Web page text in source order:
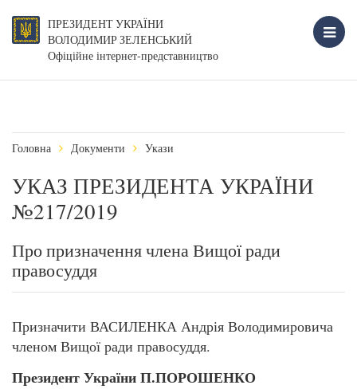
ПРЕЗИДЕНТ УКРАЇНИ
ВОЛОДИМИР ЗЕЛЕНСЬКИЙ
Офіційне інтернет-представництво
Головна Документи Укази
УКАЗ ПРЕЗИДЕНТА УКРАЇНИ
№217/2019
Про призначення члена Вищої ради
правосуддя
Призначити ВАСИЛЕНКА Андрія Володимировича
членом Вищої ради правосуддя.
Президент України П.ПОРОШЕНКО